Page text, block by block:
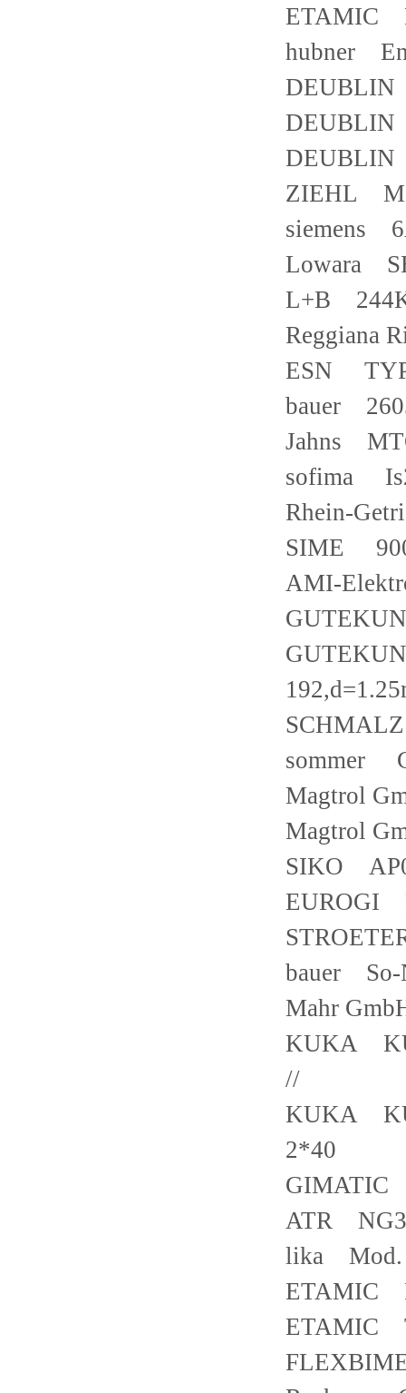
ETAMIC
hubner
DEUBLIN
DEUBLIN
DEUBLIN
ZIEHL
siemens
Lowara
L+B
Reggiana
ESN
bauer
Jahns
sofima
Rhein-
SIME
AMI-
sommer
Magtrol
Magtrol
SIKO
EUROGI
bauer So-
Mahr
KUKA
//
KUKA
2*40
ATR
lika Mod.
ETAMIC
ETAMIC